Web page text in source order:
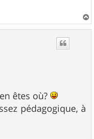
a
êtes où?
pédagogique, à